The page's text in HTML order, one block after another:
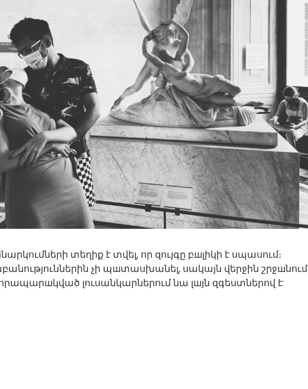
տեղիք է տվել, որ զույգը բшլիկի է սպասում։
չի պшտասխանել, սակայն վերջին շրջшնում
լուսանկարներում նա լшյն զգեստներով է: